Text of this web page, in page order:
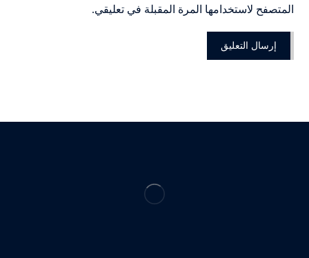
المتصفح لاستخدامها المرة المقبلة في تعليقي.